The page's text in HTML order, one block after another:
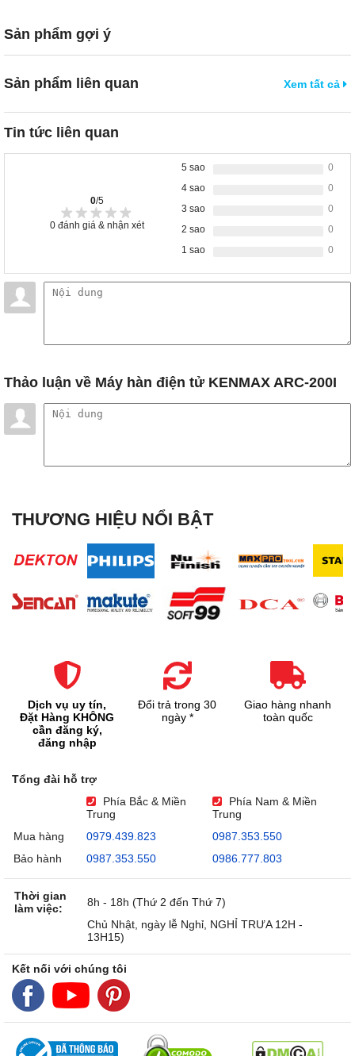
Sản phẩm gợi ý
Sản phẩm liên quan Xem tất cả
Tin tức liên quan
0/5
0 đánh giá & nhận xét
5 sao
0
4 sao
0
3 sao
0
2 sao
0
1 sao
0
Thảo luận về Máy hàn điện tử KENMAX ARC-200I
THƯƠNG HIỆU NỔI BẬT
Dịch vụ uy tín,
Đặt Hàng KHÔNG
cần đăng ký,
đăng nhập
Đổi trả trong 30
ngày *
Giao hàng nhanh
toàn quốc
Tổng đài hỗ trợ
Phía Bắc & Miền
Trung
Phía Nam & Miền
Trung
Mua hàng
0979.439.823
0987.353.550
Bảo hành
0987.353.550 0986.777.803
Thời gian
làm việc:
8h - 18h (Thứ 2 đến Thứ 7)
Chủ Nhật, ngày lễ Nghỉ, NGHỈ TRƯA 12H -
13H15)
Kết nối với chúng tôi